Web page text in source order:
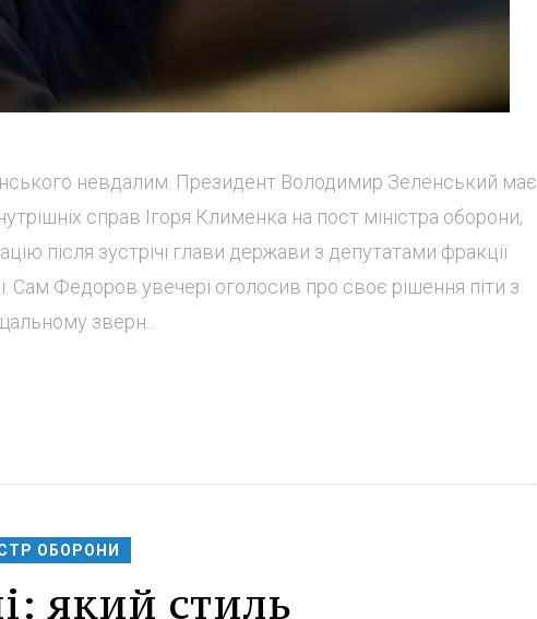
невдалим. Президент Володимир Зеленський має
справ Ігоря Клименка на пост міністра оборони,
після зустрічі глави держави з депутатами фракції
Сам Федоров увечері оголосив про своє рішення піти з
зверн...
ОБОРОНИ
який стиль